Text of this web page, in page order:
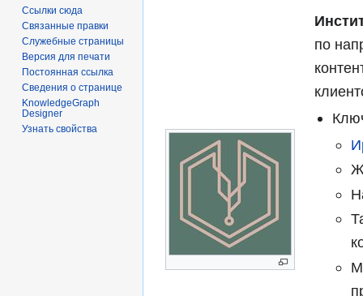
по
Ссылки сюда
Связанные правки
Служебные страницы
Версия для печати
Постоянная ссылка
Сведения о странице
KnowledgeGraph
Designer
Узнать свойства